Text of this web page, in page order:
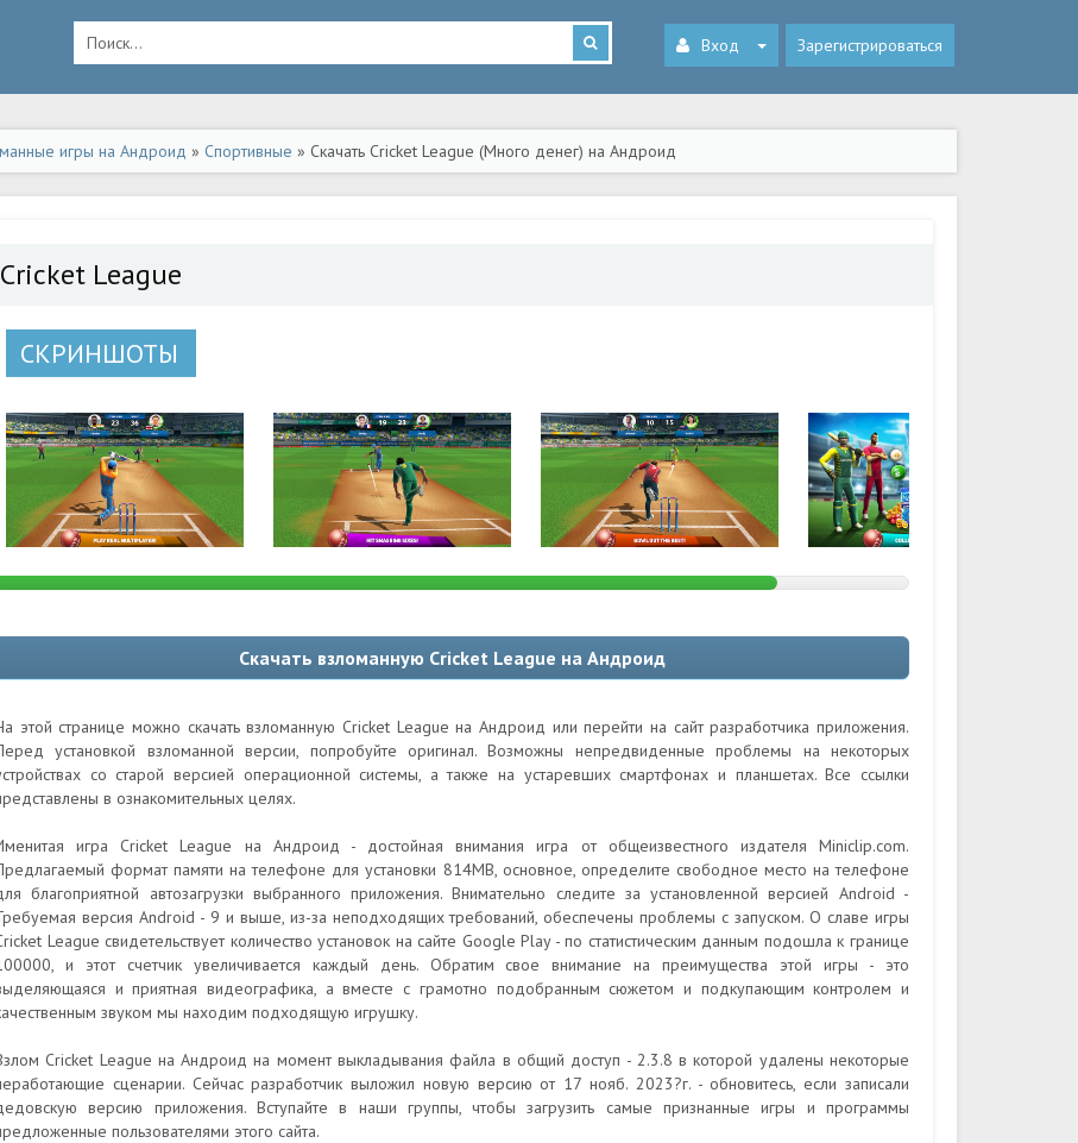
Вход Зарегистрироваться
игры на Андроид » Спортивные » Скачать Cricket League (Много денег) на Андроид
Cricket League
СКРИНШОТЫ
Скачать взломанную Cricket League на Андроид
этой странице можно скачать взломанную Cricket League на Андроид или перейти на сайт разработчика приложения.
установкой взломанной версии, попробуйте оригинал. Возможны непредвиденные проблемы на некоторых
со старой версией операционной системы, а также на устаревших смартфонах и планшетах. Все ссылки
в ознакомительных целях.
игра Cricket League на Андроид - достойная внимания игра от общеизвестного издателя Miniclip.com.
формат памяти на телефоне для установки 814MB, основное, определите свободное место на телефоне
благоприятной автозагрузки выбранного приложения. Внимательно следите за установленной версией Android -
версия Android - 9 и выше, из-за неподходящих требований, обеспечены проблемы с запуском. О славе игры
League свидетельствует количество установок на сайте Google Play - по статистическим данным подошла к границе
и этот счетчик увеличивается каждый день. Обратим свое внимание на преимущества этой игры - это
и приятная видеографика, а вместе с грамотно подобранным сюжетом и подкупающим контролем и
звуком мы находим подходящую игрушку.
Cricket League на Андроид на момент выкладывания файла в общий доступ - 2.3.8 в которой удалены некоторые
сценарии. Сейчас разработчик выложил новую версию от 17 нояб. 2023?г. - обновитесь, если записали
версию приложения. Вступайте в наши группы, чтобы загрузить самые признанные игры и программы
пользователями этого сайта.